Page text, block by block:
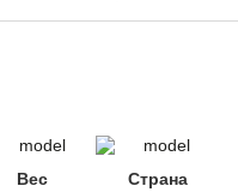
Вес
Страна